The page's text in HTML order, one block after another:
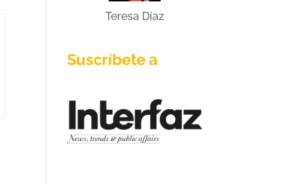
Teresa Díaz
Suscríbete a